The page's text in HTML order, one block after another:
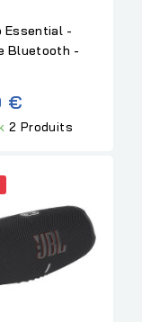
Essential -
Bluetooth -
€
2 Produits